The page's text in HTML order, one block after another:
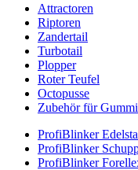
Attractoren
Riptoren
Zandertail
Turbotail
Plopper
Roter Teufel
Octopusse
Zubehör für
ProfiBlinker
ProfiBlinker
ProfiBlinker